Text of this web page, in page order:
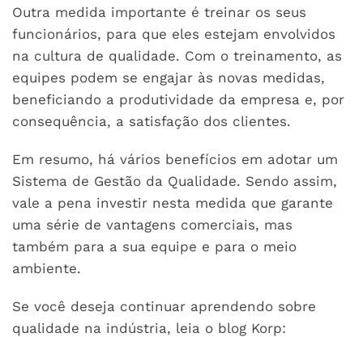
Outra medida importante é treinar os seus
funcionários, para que eles estejam envolvidos
na cultura de qualidade. Com o treinamento, as
equipes podem se engajar às novas medidas,
beneficiando a produtividade da empresa e, por
consequência, a satisfação dos clientes.
Em resumo, há vários benefícios em adotar um
Sistema de Gestão da Qualidade. Sendo assim,
vale a pena investir nesta medida que garante
uma série de vantagens comerciais, mas
também para a sua equipe e para o meio
ambiente.
Se você deseja continuar aprendendo sobre
qualidade na indústria, leia o blog Korp: